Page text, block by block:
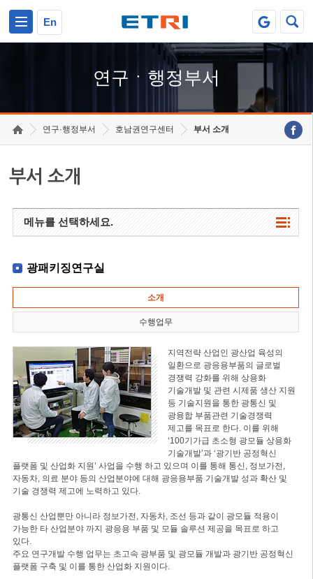
En
연구ㆍ행정부서
연구·행정부서 호남권연구센터 부서 소개
부서 소개
메뉴를 선택하세요.
광패키징연구실
소개
수행업무
지역전략 산업인 광산업 육성의
일환으로 광응용부품의 글로벌
경쟁력 강화를 위해 상용화
기술개발 및 관련 시제품 생산 지원
등 기술지원을 통한 광통신 및
광융합 부품관련 기술경쟁력
제고를 목표로 한다. 이를 위해
‘100기가급 초소형 광모듈 상용화
기술개발’과 ‘광기반 공정혁신
플랫폼 및 산업화 지원’ 사업을 수행 하고 있으며 이를 통해 통신, 정보가전,
자동차, 의료 분야 등의 산업분야에 대해 광응용부품 기술개발 성과 확산 및
기술 경쟁력 제고에 노력하고 있다.
광통신 산업뿐만 아니라 정보가전, 자동차, 조선 등과 같이 광모듈 적용이
가능한 타 산업분야 까지 광응용 부품 및 모듈 솔루션 제공을 목표로 하고
있다.
주요 연구개발 수행 업무는 초고속 광부품 및 광모듈 개발과 광기반 공정혁신
플랫폼 구축 및 이를 통한 산업화 지원이다.